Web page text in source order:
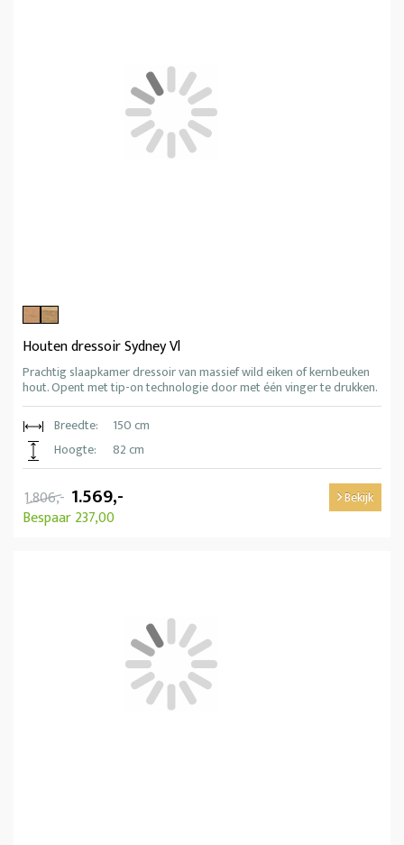
Houten dressoir Sydney Vl
Prachtig slaapkamer dressoir van massief wild eiken of kernbeuken
hout. Opent met tip-on technologie door met één vinger te drukken.
Breedte:
150 cm
Hoogte:
82 cm
1.806,- 1.569,-
Bespaar 237,00
Bekijk